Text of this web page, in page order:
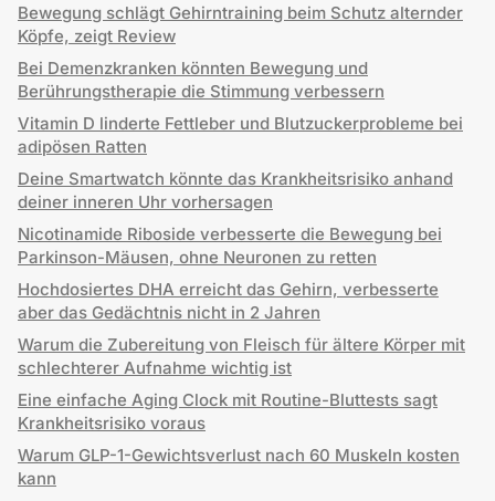
Bewegung schlägt Gehirntraining beim Schutz alternder
Köpfe, zeigt Review
Bei Demenzkranken könnten Bewegung und
Berührungstherapie die Stimmung verbessern
Vitamin D linderte Fettleber und Blutzuckerprobleme bei
adipösen Ratten
Deine Smartwatch könnte das Krankheitsrisiko anhand
deiner inneren Uhr vorhersagen
Nicotinamide Riboside verbesserte die Bewegung bei
Parkinson-Mäusen, ohne Neuronen zu retten
Hochdosiertes DHA erreicht das Gehirn, verbesserte
aber das Gedächtnis nicht in 2 Jahren
Warum die Zubereitung von Fleisch für ältere Körper mit
schlechterer Aufnahme wichtig ist
Eine einfache Aging Clock mit Routine-Bluttests sagt
Krankheitsrisiko voraus
Warum GLP-1-Gewichtsverlust nach 60 Muskeln kosten
kann